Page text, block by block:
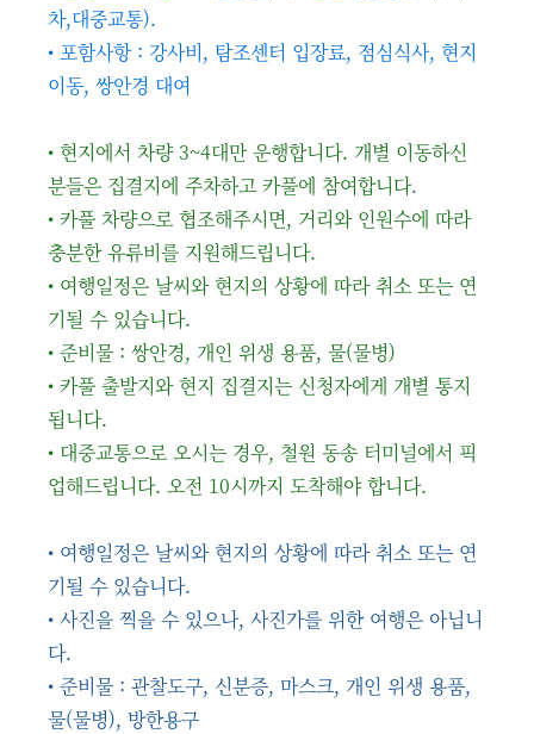
차,대중교통).
• 포함사항 : 강사비, 탐조센터 입장료, 점심식사, 현지
이동, 쌍안경 대여
• 현지에서 차량 3~4대만 운행합니다. 개별 이동하신
분들은 집결지에 주차하고 카풀에 참여합니다.
• 카풀 차량으로 협조해주시면, 거리와 인원수에 따라
충분한 유류비를 지원해드립니다.
• 여행일정은 날씨와 현지의 상황에 따라 취소 또는 연
기될 수 있습니다.
• 준비물 : 쌍안경, 개인 위생 용품, 물(물병)
• 카풀 출발지와 현지 집결지는 신청자에게 개별 통지
됩니다.
• 대중교통으로 오시는 경우, 철원 동송 터미널에서 픽
업해드립니다. 오전 10시까지 도착해야 합니다.
• 여행일정은 날씨와 현지의 상황에 따라 취소 또는 연
기될 수 있습니다.
• 사진을 찍을 수 있으나, 사진가를 위한 여행은 아닙니
다.
• 준비물 : 관찰도구, 신분증, 마스크, 개인 위생 용품,
물(물병), 방한용구